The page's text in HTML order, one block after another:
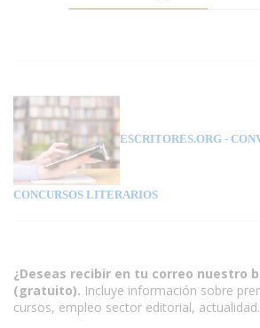
ESCRITORES.ORG -
CONCURSOS LITERARIOS
¿Deseas recibir en tu correo nuestro
(gratuito). Incluye información sobre
cursos, empleo sector editorial,